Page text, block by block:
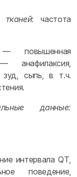
: частота
повышенная
анафилаксия,
зуд, сыпь, в т.ч.
данные:
интервала QТ,
поведение,